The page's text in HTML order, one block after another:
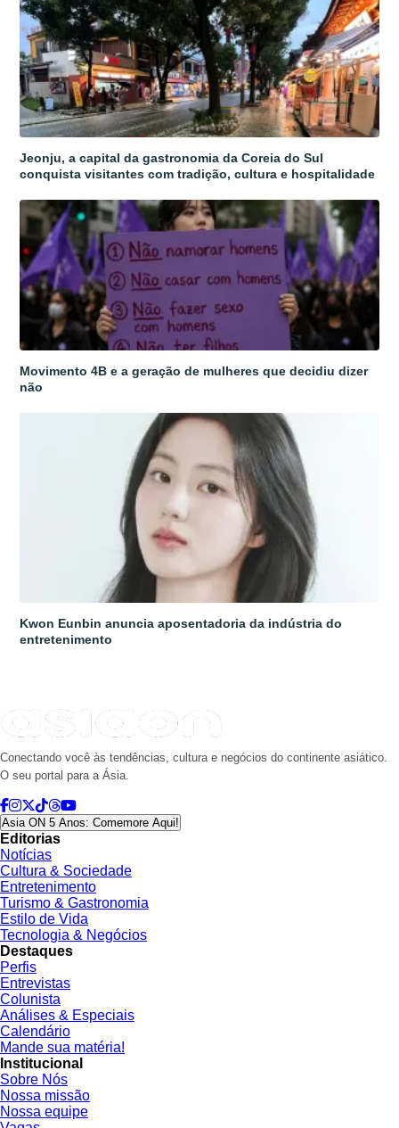
Jeonju, a capital da gastronomia da Coreia do Sul
conquista visitantes com tradição, cultura e hospitalidade
Movimento 4B e a geração de mulheres que decidiu dizer
não
Kwon Eunbin anuncia aposentadoria da indústria do
entretenimento
Conectando você às tendências, cultura e negócios do continente asiático.
O seu portal para a Ásia.
Asia ON 5 Anos: Comemore Aqui!
Editorias
Notícias
Cultura & Sociedade
Entretenimento
Turismo & Gastronomia
Estilo de Vida
Tecnologia & Negócios
Destaques
Perfis
Entrevistas
Colunista
Análises & Especiais
Calendário
Mande sua matéria!
Institucional
Sobre Nós
Nossa missão
Nossa equipe